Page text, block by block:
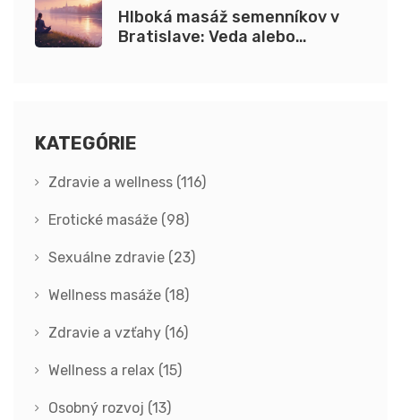
Hlboká masáž semenníkov v
Bratislave: Veda alebo
KATEGÓRIE
Zdravie a wellness (116)
Erotické masáže (98)
Sexuálne zdravie (23)
Wellness masáže (18)
Zdravie a vzťahy (16)
Wellness a relax (15)
Osobný rozvoj (13)